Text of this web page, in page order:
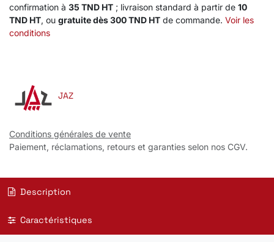
confirmation à 35 TND HT ; livraison standard à partir de 10
TND HT, ou gratuite dès 300 TND HT de commande. Voir les
conditions
JAZ
Conditions générales de vente
Paiement, réclamations, retours et garanties selon nos CGV.
Description
Caractéristiques